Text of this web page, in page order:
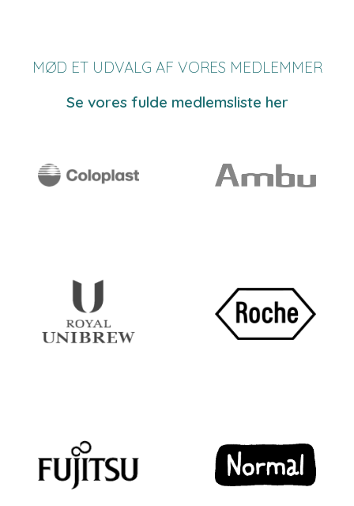
MØD ET UDVALG AF VORES MEDLEMMER
Se vores fulde medlemsliste her